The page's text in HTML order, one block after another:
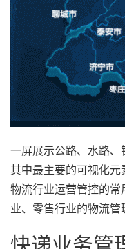
一屏展示公路、水路、
其中最主要的可视化
物流行业运营管控的
业、零售行业的物流管